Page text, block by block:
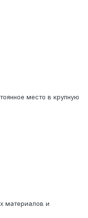
место в крупную
материалов и